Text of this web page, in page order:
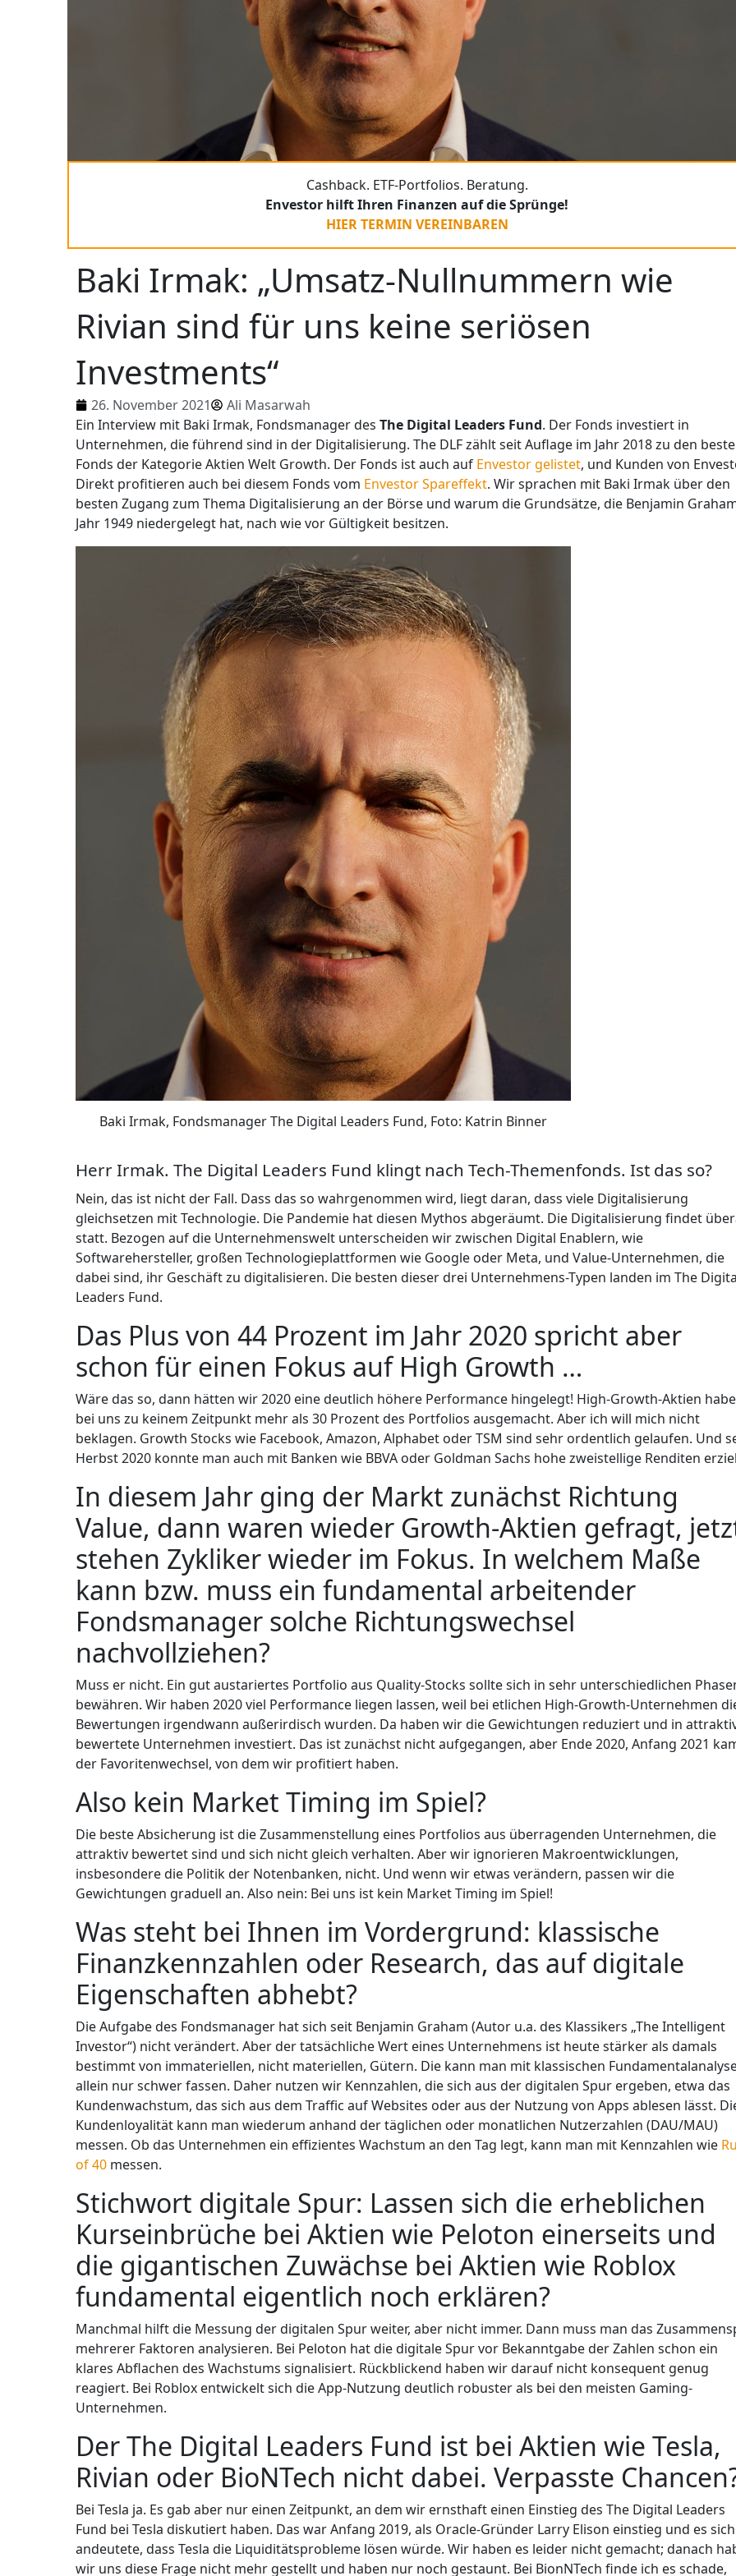
Cashback. ETF-Portfolios. Beratung.
Envestor hilft Ihren Finanzen auf die Sprünge!
HIER TERMIN VEREINBAREN
Baki Irmak: „Umsatz-Nullnummern wie
Rivian sind für uns keine seriösen
Investments“
26. November 2021
Ali Masarwah
Ein Interview mit Baki Irmak, Fondsmanager des The Digital Leaders Fund. Der Fonds investiert in
Unternehmen, die führend sind in der Digitalisierung. The DLF zählt seit Auflage im Jahr 2018 zu den
Fonds der Kategorie Aktien Welt Growth. Der Fonds ist auch auf Envestor gelistet, und Kunden von
Direkt profitieren auch bei diesem Fonds vom Envestor Spareffekt. Wir sprachen mit Baki Irmak über den
besten Zugang zum Thema Digitalisierung an der Börse und warum die Grundsätze, die Benjamin
Jahr 1949 niedergelegt hat, nach wie vor Gültigkeit besitzen.
Baki Irmak, Fondsmanager The Digital Leaders Fund, Foto: Katrin Binner
Herr Irmak. The Digital Leaders Fund klingt nach Tech-Themenfonds. Ist das so?
Nein, das ist nicht der Fall. Dass das so wahrgenommen wird, liegt daran, dass viele Digitalisierung
gleichsetzen mit Technologie. Die Pandemie hat diesen Mythos abgeräumt. Die Digitalisierung findet
statt. Bezogen auf die Unternehmenswelt unterscheiden wir zwischen Digital Enablern, wie
Softwarehersteller, großen Technologieplattformen wie Google oder Meta, und Value-Unternehmen, die
dabei sind, ihr Geschäft zu digitalisieren. Die besten dieser drei Unternehmens-Typen landen im The
Leaders Fund.
Das Plus von 44 Prozent im Jahr 2020 spricht aber
schon für einen Fokus auf High Growth …
Wäre das so, dann hätten wir 2020 eine deutlich höhere Performance hingelegt! High-Growth-Aktien
bei uns zu keinem Zeitpunkt mehr als 30 Prozent des Portfolios ausgemacht. Aber ich will mich nicht
beklagen. Growth Stocks wie Facebook, Amazon, Alphabet oder TSM sind sehr ordentlich gelaufen. Und
Herbst 2020 konnte man auch mit Banken wie BBVA oder Goldman Sachs hohe zweistellige Renditen
In diesem Jahr ging der Markt zunächst Richtung
Value, dann waren wieder Growth-Aktien gefragt,
stehen Zykliker wieder im Fokus. In welchem Maße
kann bzw. muss ein fundamental arbeitender
Fondsmanager solche Richtungswechsel
nachvollziehen?
Muss er nicht. Ein gut austariertes Portfolio aus Quality-Stocks sollte sich in sehr unterschiedlichen
bewähren. Wir haben 2020 viel Performance liegen lassen, weil bei etlichen High-Growth-Unternehmen
Bewertungen irgendwann außerirdisch wurden. Da haben wir die Gewichtungen reduziert und in
bewertete Unternehmen investiert. Das ist zunächst nicht aufgegangen, aber Ende 2020, Anfang 2021
der Favoritenwechsel, von dem wir profitiert haben.
Also kein Market Timing im Spiel?
Die beste Absicherung ist die Zusammenstellung eines Portfolios aus überragenden Unternehmen, die
attraktiv bewertet sind und sich nicht gleich verhalten. Aber wir ignorieren Makroentwicklungen,
insbesondere die Politik der Notenbanken, nicht. Und wenn wir etwas verändern, passen wir die
Gewichtungen graduell an. Also nein: Bei uns ist kein Market Timing im Spiel!
Was steht bei Ihnen im Vordergrund: klassische
Finanzkennzahlen oder Research, das auf digitale
Eigenschaften abhebt?
Die Aufgabe des Fondsmanager hat sich seit Benjamin Graham (Autor u.a. des Klassikers „The Intelligent
Investor“) nicht verändert. Aber der tatsächliche Wert eines Unternehmens ist heute stärker als damals
bestimmt von immateriellen, nicht materiellen, Gütern. Die kann man mit klassischen
allein nur schwer fassen. Daher nutzen wir Kennzahlen, die sich aus der digitalen Spur ergeben, etwa das
Kundenwachstum, das sich aus dem Traffic auf Websites oder aus der Nutzung von Apps ablesen lässt.
Kundenloyalität kann man wiederum anhand der täglichen oder monatlichen Nutzerzahlen (DAU/MAU)
messen. Ob das Unternehmen ein effizientes Wachstum an den Tag legt, kann man mit Kennzahlen wie
of 40 messen.
Stichwort digitale Spur: Lassen sich die erheblichen
Kurseinbrüche bei Aktien wie Peloton einerseits und
die gigantischen Zuwächse bei Aktien wie Roblox
fundamental eigentlich noch erklären?
Manchmal hilft die Messung der digitalen Spur weiter, aber nicht immer. Dann muss man das
mehrerer Faktoren analysieren. Bei Peloton hat die digitale Spur vor Bekanntgabe der Zahlen schon ein
klares Abflachen des Wachstums signalisiert. Rückblickend haben wir darauf nicht konsequent genug
reagiert. Bei Roblox entwickelt sich die App-Nutzung deutlich robuster als bei den meisten Gaming-
Unternehmen.
Der The Digital Leaders Fund ist bei Aktien wie Tesla,
Rivian oder BioNTech nicht dabei. Verpasste
Bei Tesla ja. Es gab aber nur einen Zeitpunkt, an dem wir ernsthaft einen Einstieg des The Digital Leaders
Fund bei Tesla diskutiert haben. Das war Anfang 2019, als Oracle-Gründer Larry Elison einstieg und es sich
andeutete, dass Tesla die Liquiditätsprobleme lösen würde. Wir haben es leider nicht gemacht; danach
wir uns diese Frage nicht mehr gestellt und haben nur noch gestaunt. Bei BionNTech finde ich es schade,